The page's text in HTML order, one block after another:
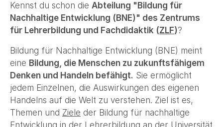
Kennst du schon die Abteilung "Bildung für
Nachhaltige Entwicklung (BNE)" des Zentrums
für Lehrerbildung und Fachdidaktik (ZLF)?
Bildung für Nachhaltige Entwicklung (BNE) meint
eine Bildung, die Menschen zu zukunftsfähigem
Denken und Handeln befähigt. Sie ermöglicht
jedem Einzelnen, die Auswirkungen des eigenen
Handelns auf die Welt zu verstehen. Ziel ist es,
Themen und Ziele der Bildung für nachhaltige
Entwicklung in der Lehrerbildung an der Universität